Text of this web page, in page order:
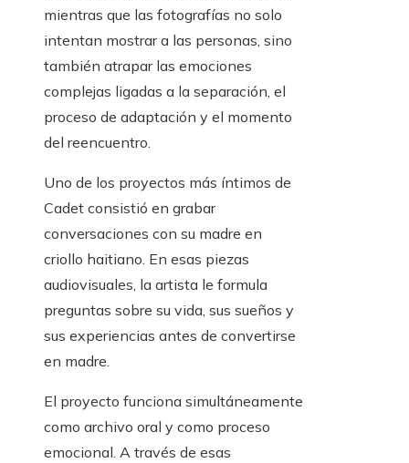
mientras que las fotografías no solo
intentan mostrar a las personas, sino
también atrapar las emociones
complejas ligadas a la separación, el
proceso de adaptación y el momento
del reencuentro.
Uno de los proyectos más íntimos de
Cadet consistió en grabar
conversaciones con su madre en
criollo haitiano. En esas piezas
audiovisuales, la artista le formula
preguntas sobre su vida, sus sueños y
sus experiencias antes de convertirse
en madre.
El proyecto funciona simultáneamente
como archivo oral y como proceso
emocional. A través de esas